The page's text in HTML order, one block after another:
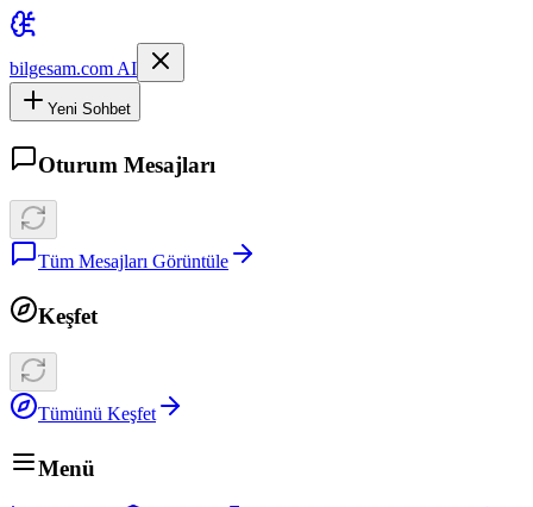
bilgesam.com AI
Yeni Sohbet
Oturum Mesajları
Tüm Mesajları Görüntüle
Keşfet
Tümünü Keşfet
Menü